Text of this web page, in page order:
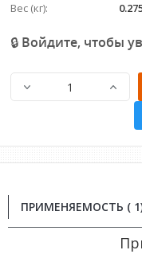
Вес (кг):
🔒 Войдите, чтобы
ПРИМЕНЯЕМОСТЬ (